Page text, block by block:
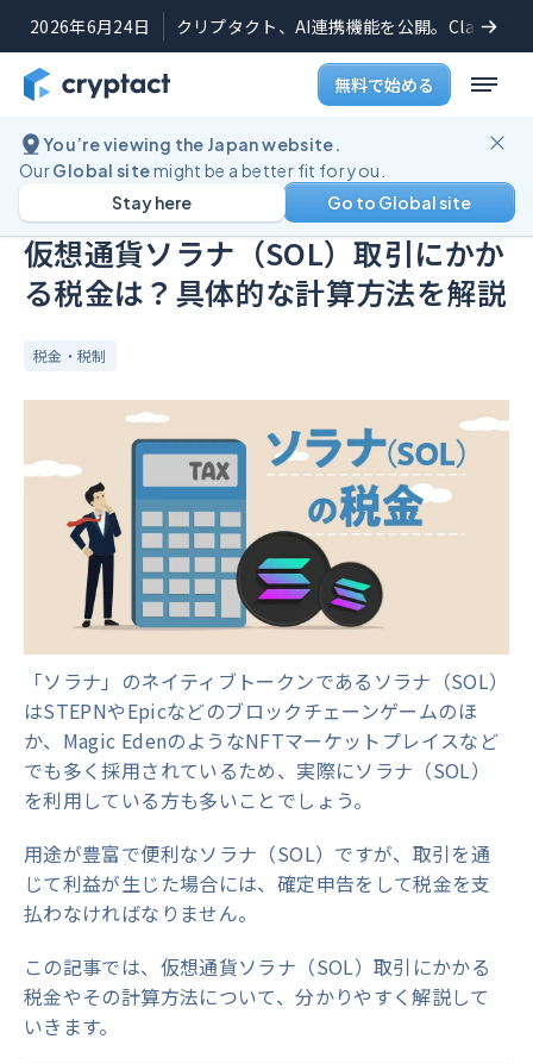
2026年6月24日 クリプタクト、AI連携機能を公開。Claude
無料で始める
You’re viewing the Japan website.
OurGlobal sitemight be a better fit for you.
Go to Global site
Stay here
ブログ
公開日:2024年8月16日(最終更新日:2025年2月19日
仮想通貨ソラナ（SOL）取引にかか
る税金は？具体的な計算方法を解説
税金・税制
「ソラナ」のネイティブトークンであるソラナ（SOL）
はSTEPNやEpicなどのブロックチェーンゲームのほ
か、Magic EdenのようなNFTマーケットプレイスなど
でも多く採用されているため、実際にソラナ（SOL）
を利用している方も多いことでしょう。
用途が豊富で便利なソラナ（SOL）ですが、取引を通
じて利益が生じた場合には、確定申告をして税金を支
払わなければなりません。
この記事では、仮想通貨ソラナ（SOL）取引にかかる
税金やその計算方法について、分かりやすく解説して
いきます。